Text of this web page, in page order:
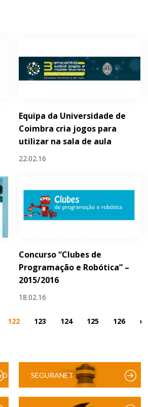
Equipa da Universidade de
Coimbra cria jogos para
utilizar na sala de aula
22.02.16
Concurso “Clubes de
Programação e Robótica” –
2015/2016
18.02.16
122 123 124 125 126 ›
SEGURANET